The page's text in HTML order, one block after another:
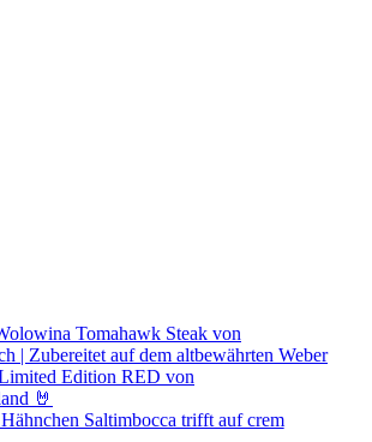
Hähnchen Saltimbocca trifft auf crem